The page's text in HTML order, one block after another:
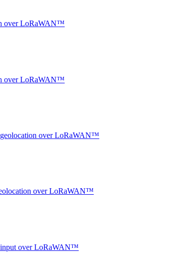
over LoRaWAN™
over LoRaWAN™
geolocation over LoRaWAN™
over LoRaWAN™
input over LoRaWAN™